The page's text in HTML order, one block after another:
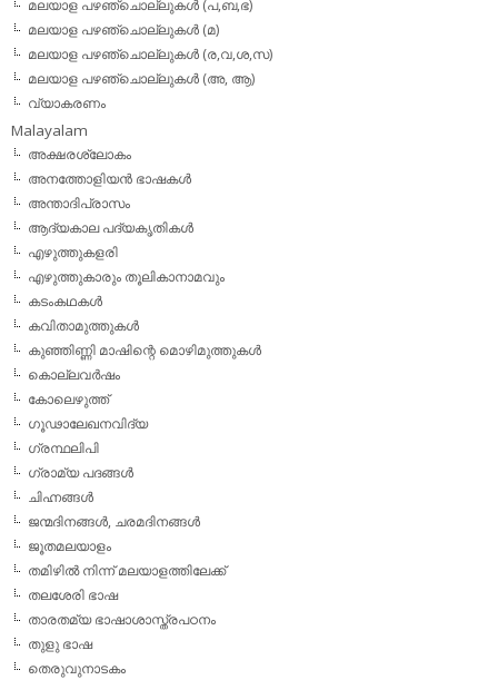
മലയാള പഴഞ്ചൊല്ലുകള്‍ (പ,ബ,ഭ)
മലയാള പഴഞ്ചൊല്ലുകള്‍ (മ)
മലയാള പഴഞ്ചൊല്ലുകള്‍ (ര,വ,ശ,സ)
മലയാള പഴഞ്ചൊല്ലുകൾ (അ, ആ)
വ്യാകരണം
Malayalam
അക്ഷരശ്ലോകം
അനത്തോളിയന്‍ ഭാഷകള്‍
അന്താദിപ്രാസം
ആദ്യകാല പദ്യകൃതികള്‍
എഴുത്തുകളരി
എഴുത്തുകാരും തൂലികാനാമവും
കടംകഥകള്‍
കവിതാമുത്തുകള്‍
കുഞ്ഞിണ്ണി മാഷിന്റെ മൊഴിമുത്തുകള്‍
കൊല്ലവര്‍ഷം
കോലെഴുത്ത്
ഗൂഢാലേഖനവിദ്യ
ഗ്രന്ഥലിപി
ഗ്രാമ്യ പദങ്ങള്‍
ചിഹ്നങ്ങള്‍
ജന്മദിനങ്ങള്‍, ചരമദിനങ്ങള്‍
ജൂതമലയാളം
തമിഴില്‍ നിന്ന് മലയാളത്തിലേക്ക്
തലശേരി ഭാഷ
താരതമ്യ ഭാഷാശാസ്ത്രപഠനം
തുളു ഭാഷ
തെരുവുനാടകം